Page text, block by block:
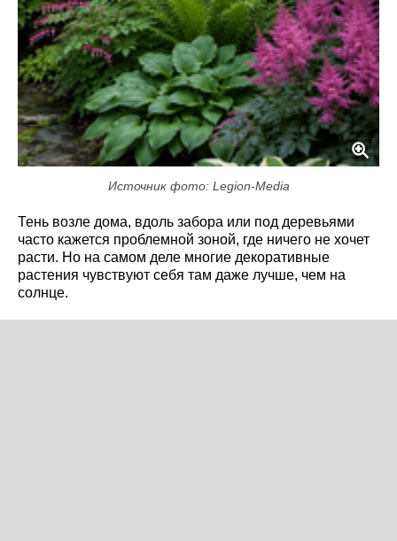
Источник фото: Legion-Media
Тень возле дома, вдоль забора или под деревьями
часто кажется проблемной зоной, где ничего не хочет
расти. Но на самом деле многие декоративные
растения чувствуют себя там даже лучше, чем на
солнце.